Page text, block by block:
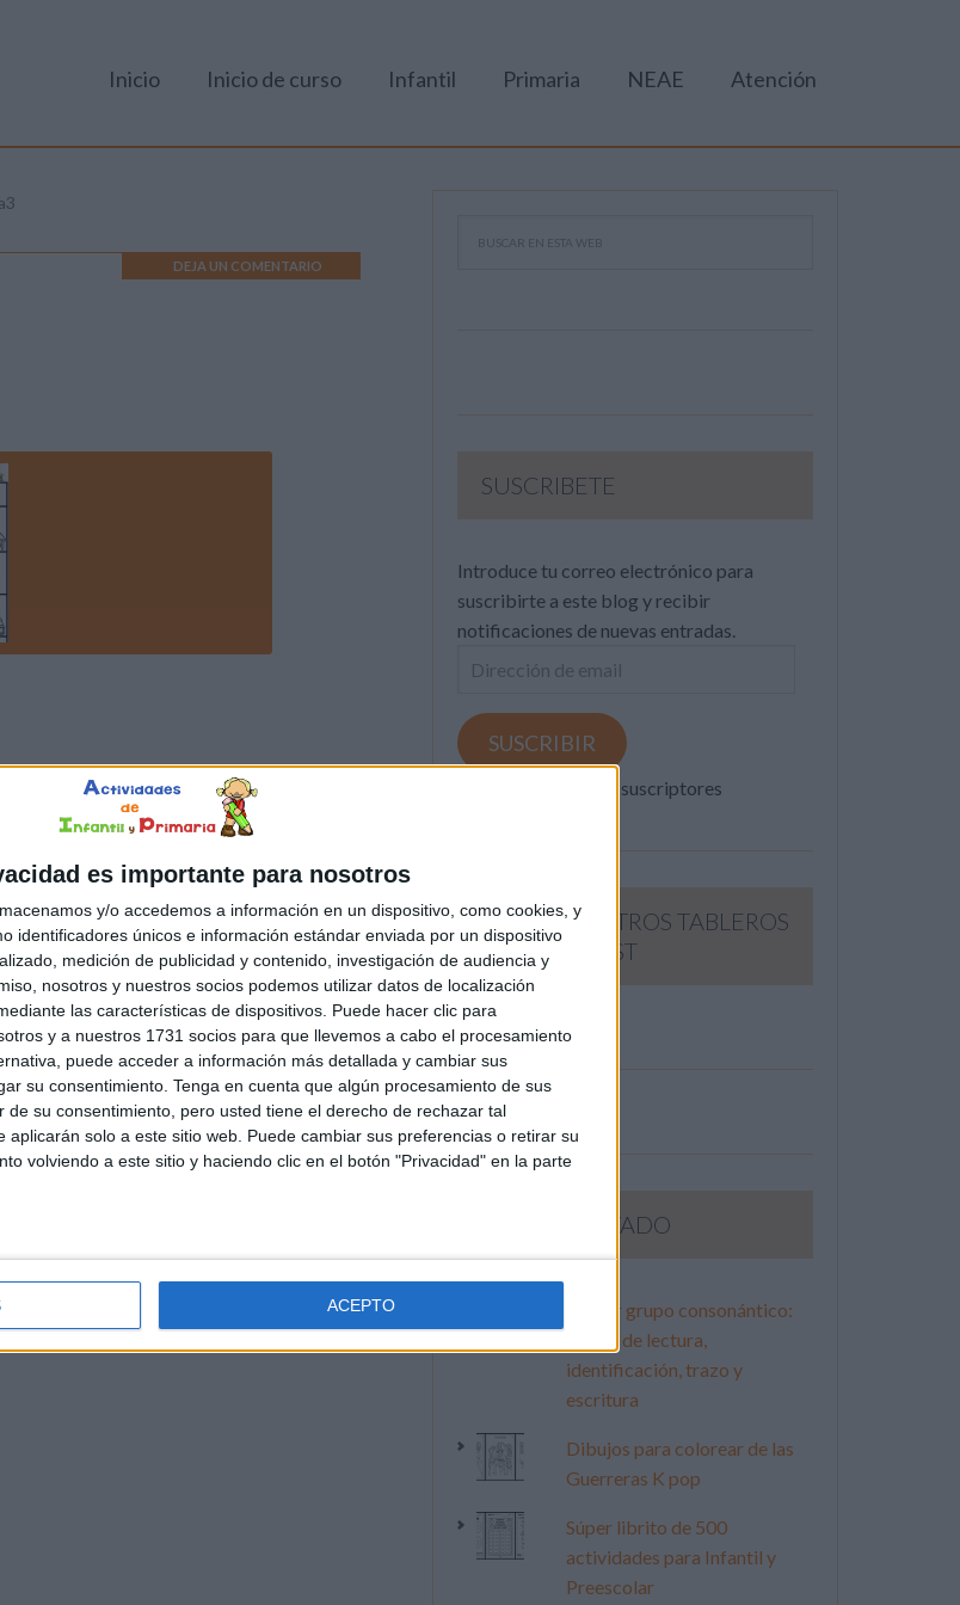
es importante para nosotros
y/o accedemos a información en un dispositivo, como cookies, y
identificadores únicos e información estándar enviada por un dispositivo
medición de publicidad y contenido, investigación de audiencia y
nosotros y nuestros socios podemos utilizar datos de localización
las características de dispositivos. Puede hacer clic para
y a nuestros 1731 socios para que llevemos a cabo el procesamiento
puede acceder a información más detallada y cambiar sus
su consentimiento. Tenga en cuenta que algún procesamiento de sus
su consentimiento, pero usted tiene el derecho de rechazar tal
aplicarán solo a este sitio web. Puede cambiar sus preferencias o retirar su
volviendo a este sitio y haciendo clic en el botón "Privacidad" en la parte
ACEPTO
Inicio Inicio de curso Infantil Primaria NEAE Atención
DEJA UN COMENTARIO
SUSCRIBETE
Introduce tu correo electrónico para
suscribirte a este blog y recibir
notificaciones de nuevas entradas.
Dirección
email
SUSCRIBIR
Únete a otros 371K suscriptores
SIGUE NUESTROS TABLEROS
EN PINTEREST
LO MÁS VISITADO
Primer grupo consonántico:
Fichas de lectura,
identificación, trazo y
escritura
Dibujos para colorear de las
Guerreras K pop
Súper librito de 500
actividades para Infantil y
Preescolar